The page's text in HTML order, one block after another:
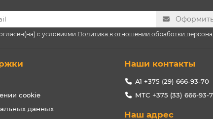
с условиями Политика в отношении обработки
cookie
данных
Наши контакты
А1 +375 (29) 666-93-70
МТС +375 (33) 666-93-
Наш адрес